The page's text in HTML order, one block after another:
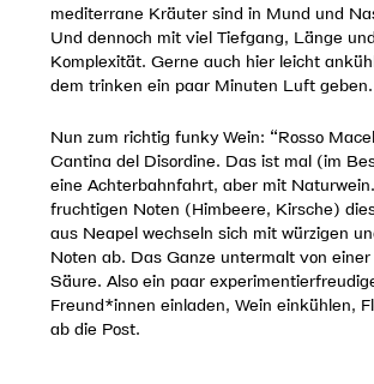
mediterrane Kräuter sind in Mund und
Und dennoch mit viel Tiefgang, Länge
Komplexität. Gerne auch hier leicht
dem trinken ein paar Minuten Luft geben.
Nun zum richtig funky Wein: “Rosso
Cantina del Disordine. Das ist mal (im
eine Achterbahnfahrt, aber mit
fruchtigen Noten (Himbeere, Kirsche)
aus Neapel wechseln sich mit würzigen
Noten ab. Das Ganze untermalt von
Säure. Also ein paar
Freund*innen einladen, Wein einkühlen,
ab die Post.